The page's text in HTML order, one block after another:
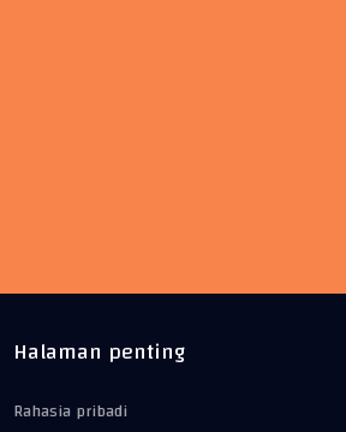
Halaman penting
Rahasia pribadi